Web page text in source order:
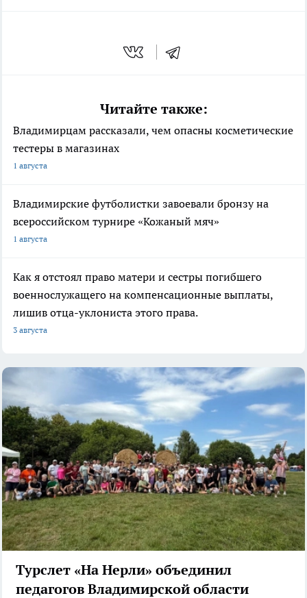
Читайте также:
Владимирцам рассказали, чем опасны косметические
тестеры в магазинах
1 августа
Владимирские футболистки завоевали бронзу на
всероссийском турнире «Кожаный мяч»
1 августа
Как я отстоял право матери и сестры погибшего
военнослужащего на компенсационные выплаты,
лишив отца-уклониста этого права.
3 августа
Турслет «На Нерли» объединил
педагогов Владимирской области